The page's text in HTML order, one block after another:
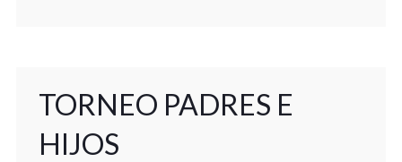
TORNEO PADRES E
HIJOS